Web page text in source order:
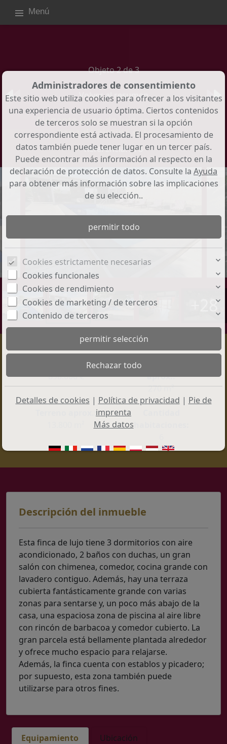
Menú
Objeto 2 de 3
Volver al resumen
Elegante finca de lujo con amplia
zona de piscina exterior
Referencia: 278
+28
898.000 €
Superficie útil
aprox.:
270 m²
Terreno aprox.:
Descripción del inmueble
Esta finca de lujo tiene 3 dormitorios con aire
acondicionado, 2 baños con duchas, un gran
salón con chimenea, comedor, cocina grande con
lavadero contiguo. Además, hay una terraza
cubierta fantásticamente grande con varias
zonas para sentarse y, un poco más abajo de la
casa, una espaciosa zona de piscina al aire libre
con rincón de barbacoa y comedor cubierto. La
gran parcela está bellamente plantada alrededor
y ofrece mucho espacio para relajarse.
Además, la finca cuenta con establos y picadero;
por supuesto, esta zona también puede
utilizarse para otros fines.
Equipamiento Ubicación
Administradores de consentimiento
Este sitio web utiliza cookies para ofrecer a los visitantes
una experiencia de usuario óptima. Ciertos contenidos
de terceros solo se muestran si la opción
correspondiente está activada. El procesamiento de
datos también puede tener lugar en un tercer país.
Puede encontrar más información al respecto en la
declaración de protección de datos. Consulte la Ayuda
para obtener más información sobre las implicaciones
de su elección..
Cookies estrictamente necesarias
Cookies funcionales
Cookies de rendimiento
Cookies de marketing / de terceros
Contenido de terceros
Detalles de cookies | Política de privacidad | Pie de
imprenta
Más datos